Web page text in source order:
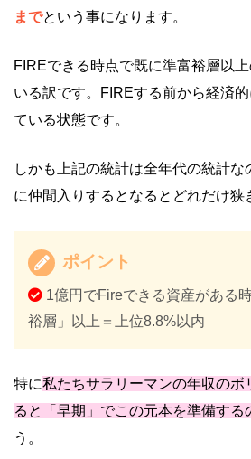
までという事になります。
FIREできる時点で既に準富裕層以
いる訳です。FIREする前から経済
ている状態です。
しかも上記の統計は全年代の統計な
に仲間入りするとなるとどれだけ狭
ポイント
1億円でFireできる資産がある
裕層」以上＝上位8.8%以内
特に私たちサラリーマンの年収のボ
ると「早期」でこの元本を準備する
う。